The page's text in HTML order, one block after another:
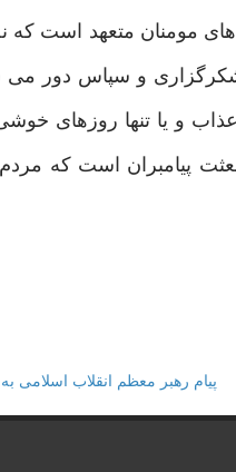
مومنان متعهد است كه نه
و سپاس دور مى
عذاب و يا تنها روزهاى
پيامبران است كه
پيام رهبر معظم انقلاب اسلامى